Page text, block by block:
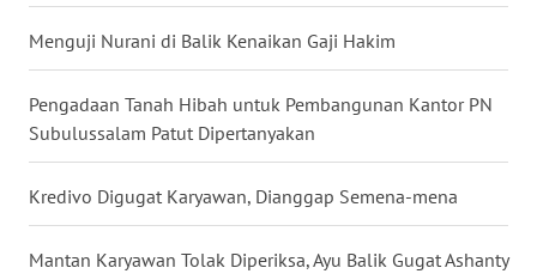
Menguji Nurani di Balik Kenaikan Gaji Hakim
Pengadaan Tanah Hibah untuk Pembangunan Kantor PN
Subulussalam Patut Dipertanyakan
Kredivo Digugat Karyawan, Dianggap Semena-mena
Mantan Karyawan Tolak Diperiksa, Ayu Balik Gugat Ashanty
NUSANTARA
WN
JOGJA
WN
JATIM